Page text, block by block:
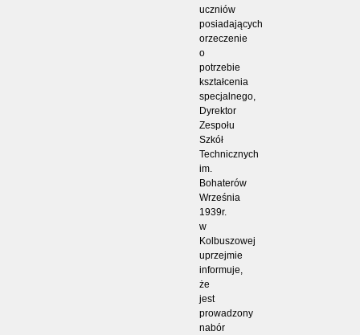
uczniów
posiadających
orzeczenie
o
potrzebie
kształcenia
specjalnego,
Dyrektor
Zespołu
Szkół
Technicznych
im.
Bohaterów
Września
1939r.
w
Kolbuszowej
uprzejmie
informuje,
że
jest
prowadzony
nabór